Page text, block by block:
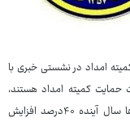
امداد در نشستی خبری با
و ۳۱۷هزار خانوار تحت حمایت کمیته امداد هستند،
گفت: مطابق قانون بودجه ۱۴۰۴ مستمری این خانواده‌ها سال آینده ۴۰درصد افزایش